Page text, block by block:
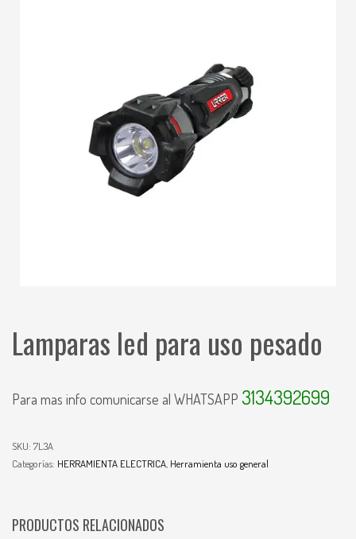
Lamparas led para uso pesado
Para mas info comunicarse al WHATSAPP 3134392699
SKU: 7L3A
Categorías: HERRAMIENTA ELECTRICA Herramienta uso general
PRODUCTOS RELACIONADOS